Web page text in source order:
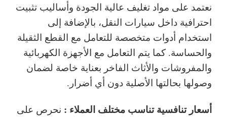
نعتمد على مواد تغليف عالية الجودة وأساليب تثبيت
احترافية داخل سيارات النقل، بالإضافة إلى
استخدام أدوات متخصصة للتعامل مع القطع الثقيلة
والحساسة. كما يتم التعامل مع الأجهزة الكهربائية
والمفروشات والأثاث الفاخر بعناية خاصة لضمان
وصولها بحالتها الأصلية دون أي أضرار.
أسعار تنافسية تناسب مختلف العملاء : نحرص على